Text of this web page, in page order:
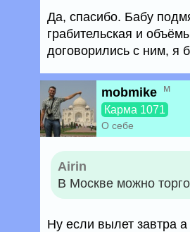
Да, спасибо. Бабу
грабительская и
договорились с ним, я
mobmike м
Карма 1071
О себе
Airin
В Москве можно
Ну если вылет завтра